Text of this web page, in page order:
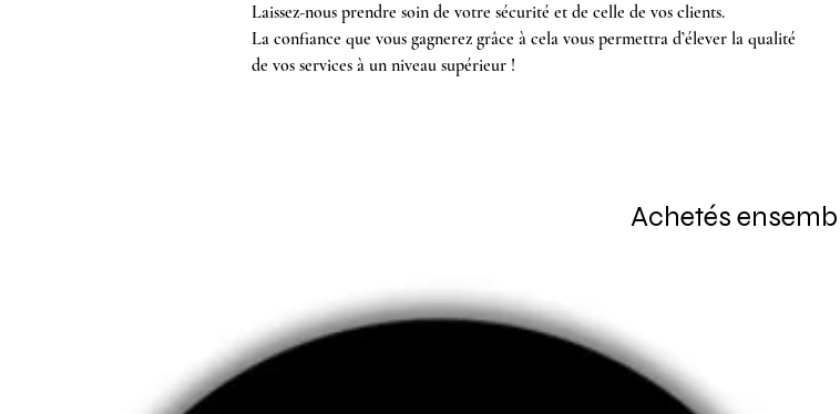
Laissez-nous prendre soin de votre sécurité et de celle de vos clients.
La confiance que vous gagnerez grâce à cela vous permettra d’élever la qualité
de vos services à un niveau supérieur !
Achetés